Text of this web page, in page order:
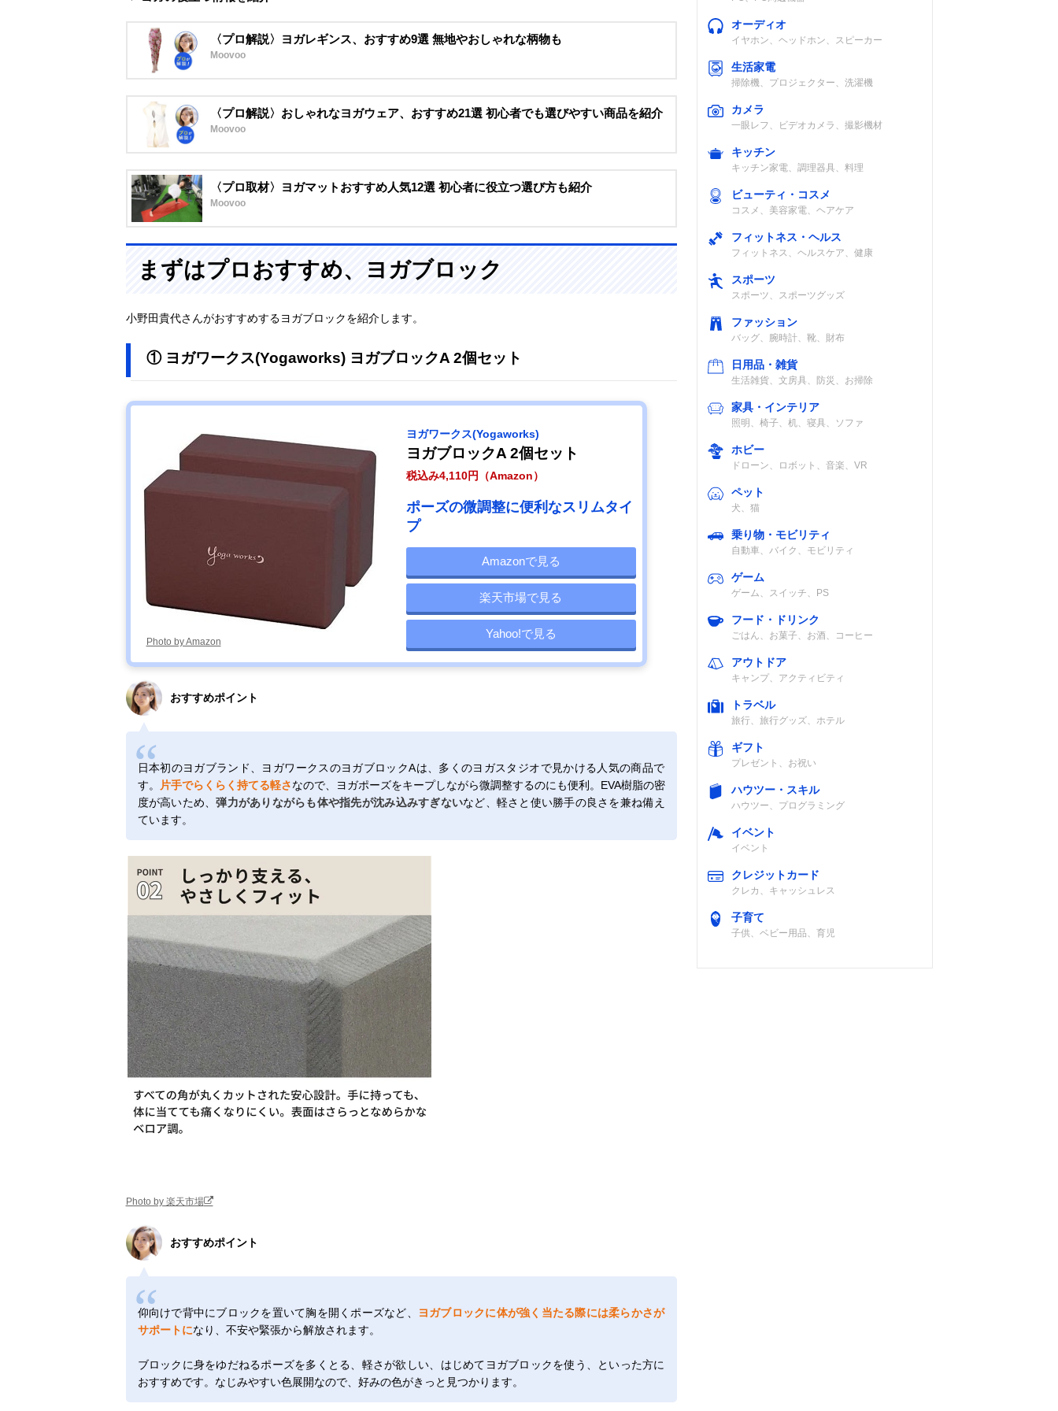
〈プロ解説〉ヨガレギンス、おすすめ9選 無地やおしゃれな柄物も
Moovoo
〈プロ解説〉おしゃれなヨガウェア、おすすめ21選 初心者でも選びやすい商品を紹介
Moovoo
〈プロ取材〉ヨガマットおすすめ人気12選 初心者に役立つ選び方も紹介
Moovoo
まずはプロおすすめ、ヨガブロック
小野田貴代さんがおすすめするヨガブロックを紹介します。
① ヨガワークス(Yogaworks) ヨガブロックA 2個セット
Photo by Amazon
ヨガワークス(Yogaworks)
ヨガブロックA 2個セット
税込み4,110円（Amazon）
ポーズの微調整に便利なスリムタイ
プ
Amazonで見る
楽天市場で見る
Yahoo!で見る
おすすめポイント
日本初のヨガブランド、ヨガワークスのヨガブロックAは、多くのヨガスタジオで見かける人気の商品で
す。
片手でらくらく持てる軽さなので、ヨガポーズをキープしながら微調整するのにも便利。EVA樹脂の密
度が高いため、弾力がありながらも体や指先が沈み込みすぎないなど、軽さと使い勝手の良さを兼ね備え
ています。
Photo by 楽天市場
おすすめポイント
仰向けで背中にブロックを置いて胸を開くポーズなど、
ヨガブロックに体が強く当たる際には柔らかさが
サポートになり、不安や緊張から解放されます。
ブロックに身をゆだねるポーズを多くとる、軽さが欲しい、はじめてヨガブロックを使う、といった方に
おすすめです。なじみやすい色展開なので、好みの色がきっと見つかります。
オーディオ
イヤホン、ヘッドホン、スピーカー
生活家電
掃除機、プロジェクター、洗濯機
カメラ
一眼レフ、ビデオカメラ、撮影機材
キッチン
キッチン家電、調理器具、料理
ビューティ・コスメ
コスメ、美容家電、ヘアケア
フィットネス・ヘルス
フィットネス、ヘルスケア、健康
スポーツ
スポーツ、スポーツグッズ
ファッション
バッグ、腕時計、靴、財布
日用品・雑貨
生活雑貨、文房具、防災、お掃除
家具・インテリア
照明、椅子、机、寝具、ソファ
ホビー
ドローン、ロボット、音楽、VR
ペット
犬、猫
乗り物・モビリティ
自動車、バイク、モビリティ
ゲーム
ゲーム、スイッチ、PS
フード・ドリンク
ごはん、お菓子、お酒、コーヒー
アウトドア
キャンプ、アクティビティ
トラベル
旅行、旅行グッズ、ホテル
ギフト
プレゼント、お祝い
ハウツー・スキル
ハウツー、プログラミング
イベント
イベント
クレジットカード
クレカ、キャッシュレス
子育て
子供、ベビー用品、育児